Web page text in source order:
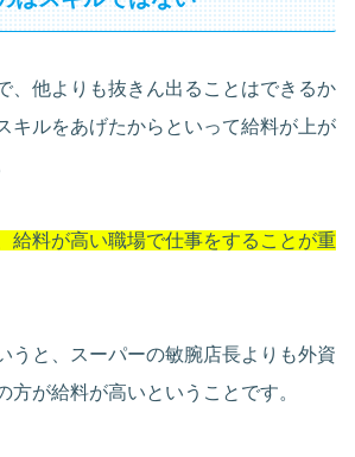
、他よりも抜きん出ることはできるか
キルをあげたからといって給料が上が
給料が高い職場で仕事をすることが重
うと、スーパーの敏腕店長よりも外資
方が給料が高いということです。